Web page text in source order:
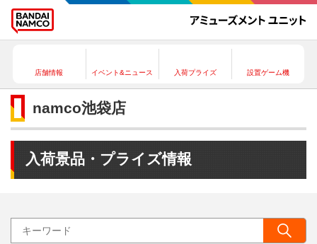
店舗情報 イベント&ニュース 入荷プライズ 設置ゲーム機
namco池袋店
入荷景品・プライズ情報